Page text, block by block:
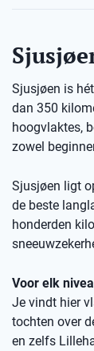
Sjusjøen is
dan 350
hoogvlaktes,
zowel
Sjusjøen ligt
de beste
honderden
Voor elk
Je vindt hier
tochten over
en zelfs